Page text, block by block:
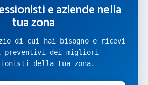
e aziende nella
tua zona
di cui hai bisogno e ricevi
dei migliori
della tua zona.